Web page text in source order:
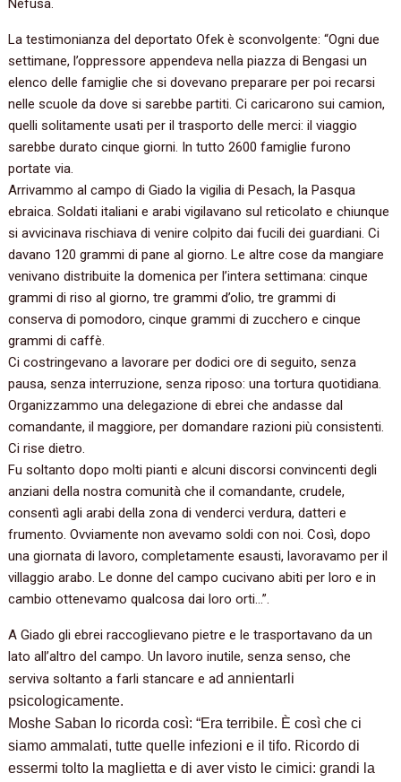
Nefusa.
La testimonianza del deportato Ofek è sconvolgente: “Ogni due
settimane, l’oppressore appendeva nella piazza di Bengasi un
elenco delle famiglie che si dovevano preparare per poi recarsi
nelle scuole da dove si sarebbe partiti. Ci caricarono sui camion,
quelli solitamente usati per il trasporto delle merci: il viaggio
sarebbe durato cinque giorni. In tutto 2600 famiglie furono
portate via.
Arrivammo al campo di Giado la vigilia di Pesach, la Pasqua
ebraica. Soldati italiani e arabi vigilavano sul reticolato e chiunque
si avvicinava rischiava di venire colpito dai fucili dei guardiani. Ci
davano 120 grammi di pane al giorno. Le altre cose da mangiare
venivano distribuite la domenica per l’intera settimana: cinque
grammi di riso al giorno, tre grammi d’olio, tre grammi di
conserva di pomodoro, cinque grammi di zucchero e cinque
grammi di caffè.
Ci costringevano a lavorare per dodici ore di seguito, senza
pausa, senza interruzione, senza riposo: una tortura quotidiana.
Organizzammo una delegazione di ebrei che andasse dal
comandante, il maggiore, per domandare razioni più consistenti.
Ci rise dietro.
Fu soltanto dopo molti pianti e alcuni discorsi convincenti degli
anziani della nostra comunità che il comandante, crudele,
consentì agli arabi della zona di venderci verdura, datteri e
frumento. Ovviamente non avevamo soldi con noi. Così, dopo
una giornata di lavoro, completamente esausti, lavoravamo per il
villaggio arabo. Le donne del campo cucivano abiti per loro e in
cambio ottenevamo qualcosa dai loro orti…”.
A Giado gli ebrei raccoglievano pietre e le trasportavano da un
lato all’altro del campo. Un lavoro inutile, senza senso, che
serviva soltanto a farli stancare e ad annientarli
psicologicamente.
Moshe Saban lo ricorda così: “Era terribile. È così che ci
siamo ammalati, tutte quelle infezioni e il tifo. Ricordo di
essermi tolto la maglietta e di aver visto le cimici: grandi la